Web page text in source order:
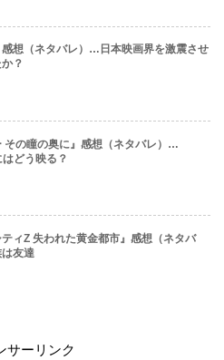
感想（ネタバレ）…日本映画界を激震させ
？
その瞳の奥に』感想（ネタバレ）…
どう映る？
ティZ 失われた黄金都市』感想（ネタバ
友達
サーリンク